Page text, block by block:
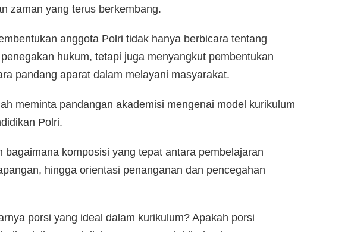
zaman yang terus berkembang.
anggota Polri tidak hanya berbicara tentang
hukum, tetapi juga menyangkut pembentukan
pandang aparat dalam melayani masyarakat.
meminta pandangan akademisi mengenai model kurikulum
Polri.
bagaimana komposisi yang tepat antara pembelajaran
hingga orientasi penanganan dan pencegahan
porsi yang ideal dalam kurikulum? Apakah porsi